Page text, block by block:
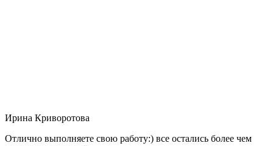
Ирина Криворотова
Отлично выполняете свою работу:) все остались более чем